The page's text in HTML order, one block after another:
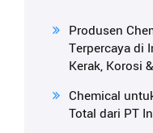
Produsen
Terpercaya di
Kerak, Korosi
Chemical
Total dari PT